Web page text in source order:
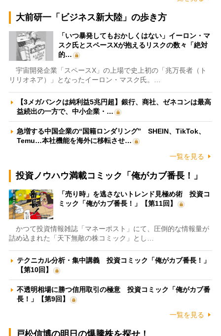
大前研一「ビジネス新大陸」の歩き方
「いつ暴発してもおかしくはない」イーロン・マ
スク氏とスペースXが抱えるリスクの数々「絶対
的…
宇宙開発企業「スペースX」の上場で史上初の「兆万長者（ト
リリオネア）」となったイーロン・マスク氏。…
【3メガバンクは純利益5兆円超】銀行、商社、ゼネコンは最高
益続出の一方で、中小企業・…
急増する中国企業の“国籍ロンダリング” SHEIN、TikTok、
Temu…本社機能を海外に移転させ…
一覧を見る
投資ノウハウ満載コミック「俺がカブ番長！」
「売り時」を逃さないトレンド見極め術 投資コ
ミック「俺がカブ番長！」【第11回】
かつて投資情報雑誌「マネーポスト」にて、圧倒的な情報量が
詰め込まれた「天下無敵の株コミック」とし…
テクニカル分析・集中講義 投資コミック「俺がカブ番長！」
【第10回】
不透明相場に勝つ信用取引の極意 投資コミック「俺がカブ番
長！」【第9回】
一覧を見る